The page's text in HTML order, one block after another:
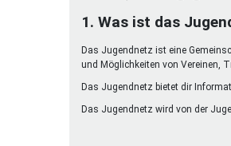
1. Was ist das
Das Jugendnetz ist eine
und Möglichkeiten von Vereinen,
Das Jugendnetz bietet dir
Das Jugendnetz wird von der